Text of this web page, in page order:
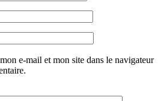
e-mail et mon site dans le navigateur